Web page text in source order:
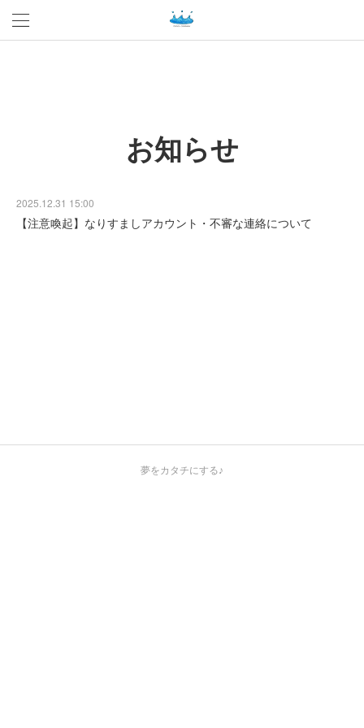
お知らせ
2025.12.31 15:00
【注意喚起】なりすましアカウント・不審な連絡について
夢をカタチにする♪